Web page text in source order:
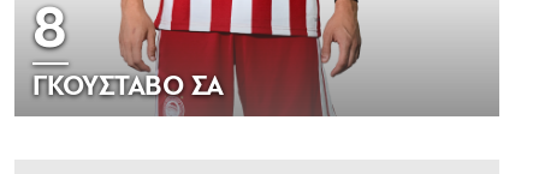
8
ΓΚΟΥΣΤΑΒΟ ΣΑ